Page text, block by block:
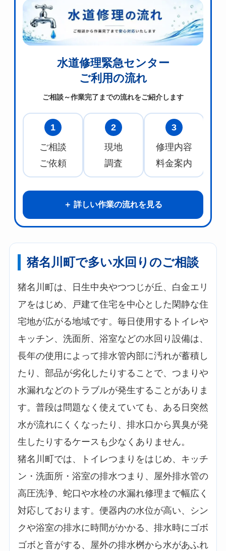
水道修理緊急センター
ご利用の流れ
ご相談～作業完了までの流れをご紹介します
1
ご相談
ご依頼
2
現地
調査
3
修理内容
料金案内
詳しい作業の流れを見る
猪名川町で多い水回りのご相談
猪名川町は、日生中央やつつじが丘、白金エリ
アをはじめ、戸建て住宅を中心とした閑静な住
宅地が広がる地域です。毎日使用するトイレや
キッチン、洗面所、浴室などの水回り設備は、
長年の使用によって排水管内部に汚れが蓄積し
たり、部品が劣化したりすることで、つまりや
水漏れなどのトラブルが発生することがありま
す。普段は問題なく使えていても、ある日突然
水が流れにくくなったり、排水口から異臭が発
生したりするケースも少なくありません。
猪名川町では、トイレつまりをはじめ、キッチ
ン・洗面所・浴室の排水つまり、屋外排水管の
高圧洗浄、蛇口や水栓の水漏れ修理まで幅広く
対応しております。便器内の水位が高い、シン
クや浴室の排水に時間がかかる、排水時にゴボ
ゴボと音がする、屋外の排水桝から水があふれ